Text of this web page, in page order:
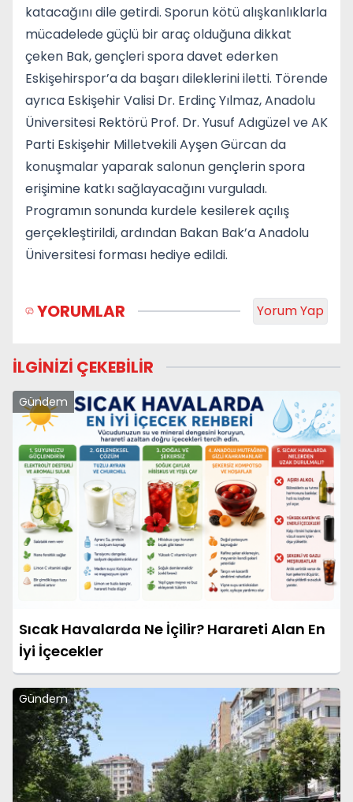
katacağını dile getirdi. Sporun kötü alışkanlıklarla
mücadelede güçlü bir araç olduğuna dikkat
çeken Bak, gençleri spora davet ederken
Eskişehirspor’a da başarı dileklerini iletti. Törende
ayrıca Eskişehir Valisi Dr. Erdinç Yılmaz, Anadolu
Üniversitesi Rektörü Prof. Dr. Yusuf Adıgüzel ve AK
Parti Eskişehir Milletvekili Ayşen Gürcan da
konuşmalar yaparak salonun gençlerin spora
erişimine katkı sağlayacağını vurguladı.
Programın sonunda kurdele kesilerek açılış
gerçekleştirildi, ardından Bakan Bak’a Anadolu
Üniversitesi forması hediye edildi.
YORUMLAR Yorum Yap
İLGİNİZİ ÇEKEBİLİR
Gündem
Sıcak Havalarda Ne İçilir? Harareti Alan En
İyi İçecekler
Gündem